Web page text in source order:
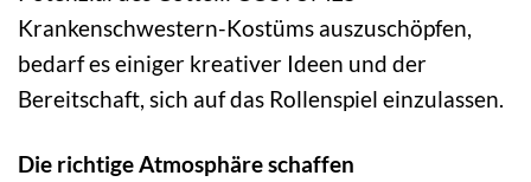
Krankenschwestern-Kostüms auszuschöpfen,
bedarf es einiger kreativer Ideen und der
Bereitschaft, sich auf das Rollenspiel einzulassen.
Die richtige Atmosphäre schaffen